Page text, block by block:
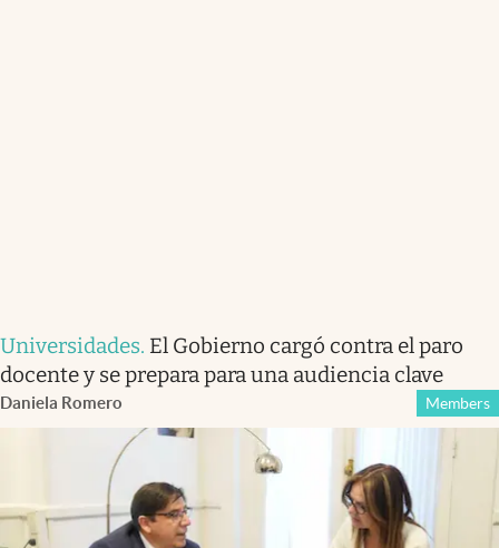
Universidades. El Gobierno cargó contra el paro
docente y se prepara para una audiencia clave
Daniela Romero Members